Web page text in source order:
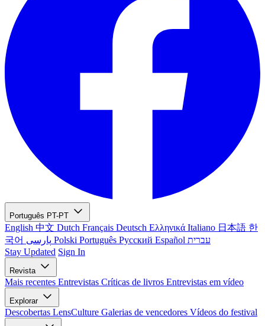
Português PT-PT
English 中文 Dutch Français Deutsch Ελληνικά Italiano 日本語 한
국어
Polski Português Русский Español עברית
Stay Updated Sign In
Revista
Mais recentes Entrevistas Críticas de livros Entrevistas em vídeo
Explorar
Descobertas LensCulture Galerias de vencedores Vídeos do festival